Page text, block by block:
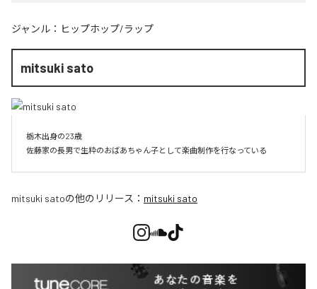
ジャンル： ヒップホップ/ラップ
mitsuki sato
栃木出身の23歳
佐藤家の長男で生粋のおばあちゃん子として楽曲制作を行なっている
mitsuki satoの他のリリース： mitsuki sato